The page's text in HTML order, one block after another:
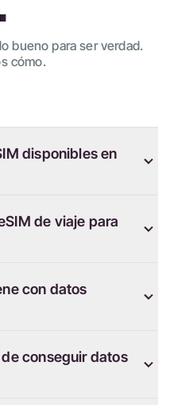
bueno para ser verdad.
cómo.
disponibles en
de viaje para
con datos
conseguir datos